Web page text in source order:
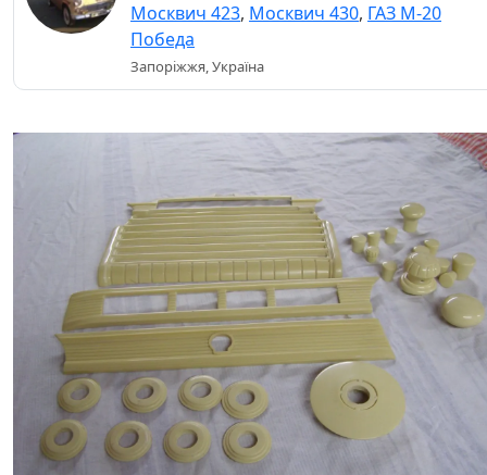
Москвич 423, Москвич 430, ГАЗ М-20
Победа
Запоріжжя, Україна